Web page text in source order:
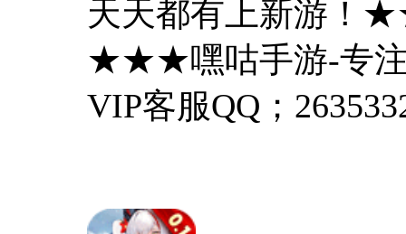
天天都有上新游
★★★嘿咕手游-专注
VIP客服QQ；